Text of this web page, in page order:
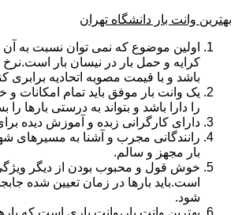
بهترین وانت بار دانشگاه تهران
اولین موضوع که نمی توان نسبت به آن
کرایه و حمل بار در نیسان بار است.نرخ
باشد و با قیمت مصوبه اتحادیه برابری
یک وانت بار موفق باید تمام امکانات و
را دارا باشد و بتواند به درستی بارها را
دارای کارگرانی زبده و آموزش دیده
رانندگانی مجرب و آشنا به مسیرهای
بار مجهز و سالم.
خوش قول و محبوب بودن از دیگر
است.باید بارها در زمان تعیین شده
شود.